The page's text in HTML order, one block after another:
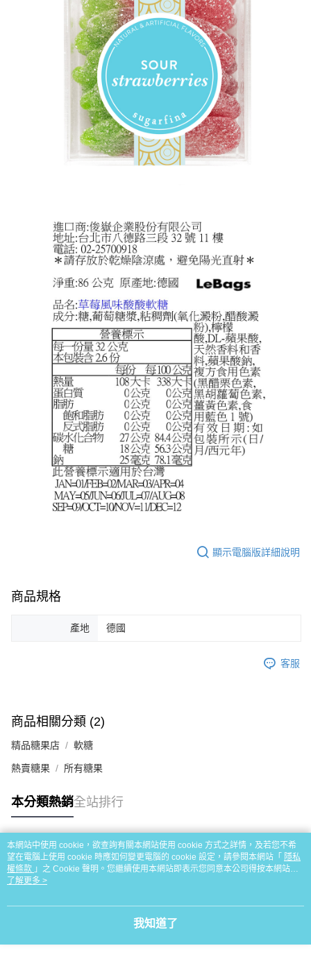
顯示電腦版詳細說明
商品規格
產地 德國
客服
商品相關分類 (2)
精品糖果店 軟糖
熱賣糖果 所有糖果
本分類熱銷全站排行
熱門標籤
本網站中使用 cookie，欲查詢有關本網站使用 cookie 方式之詳情，及若您不希
望在電腦上使用 cookie 時應如何變更電腦的 cookie 設定，請參閱本網站「 隱私
權條款 」之 Cookie 聲明。您繼續使用本網站即表示您同意本公司得按本網站使
用條款之 Cookie 聲明使用 cookie。
了解更多 >
我知道了